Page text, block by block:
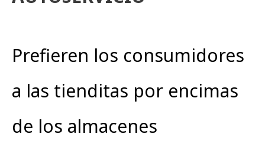
Prefieren los consumidores
a las tienditas por encimas
de los almacenes